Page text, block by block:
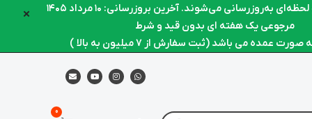
×
به‌روزرسانی می‌شوند. آخرین بروزرسانی: ۱۰ مرداد ۱۴۰۵
مرجوعی یک هفته ای بدون قید و شرط
عمده می باشد (ثبت سفارش از 7 میلیون به بالا )